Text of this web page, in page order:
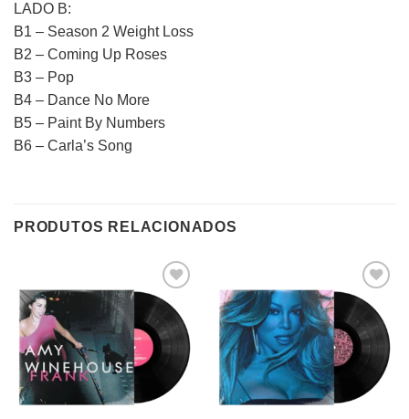
LADO B:
B1 – Season 2 Weight Loss
B2 – Coming Up Roses
B3 – Pop
B4 – Dance No More
B5 – Paint By Numbers
B6 – Carla’s Song
PRODUTOS RELACIONADOS
Adicionar
a lista de
desejos
Adicionar
a lista de
desejos